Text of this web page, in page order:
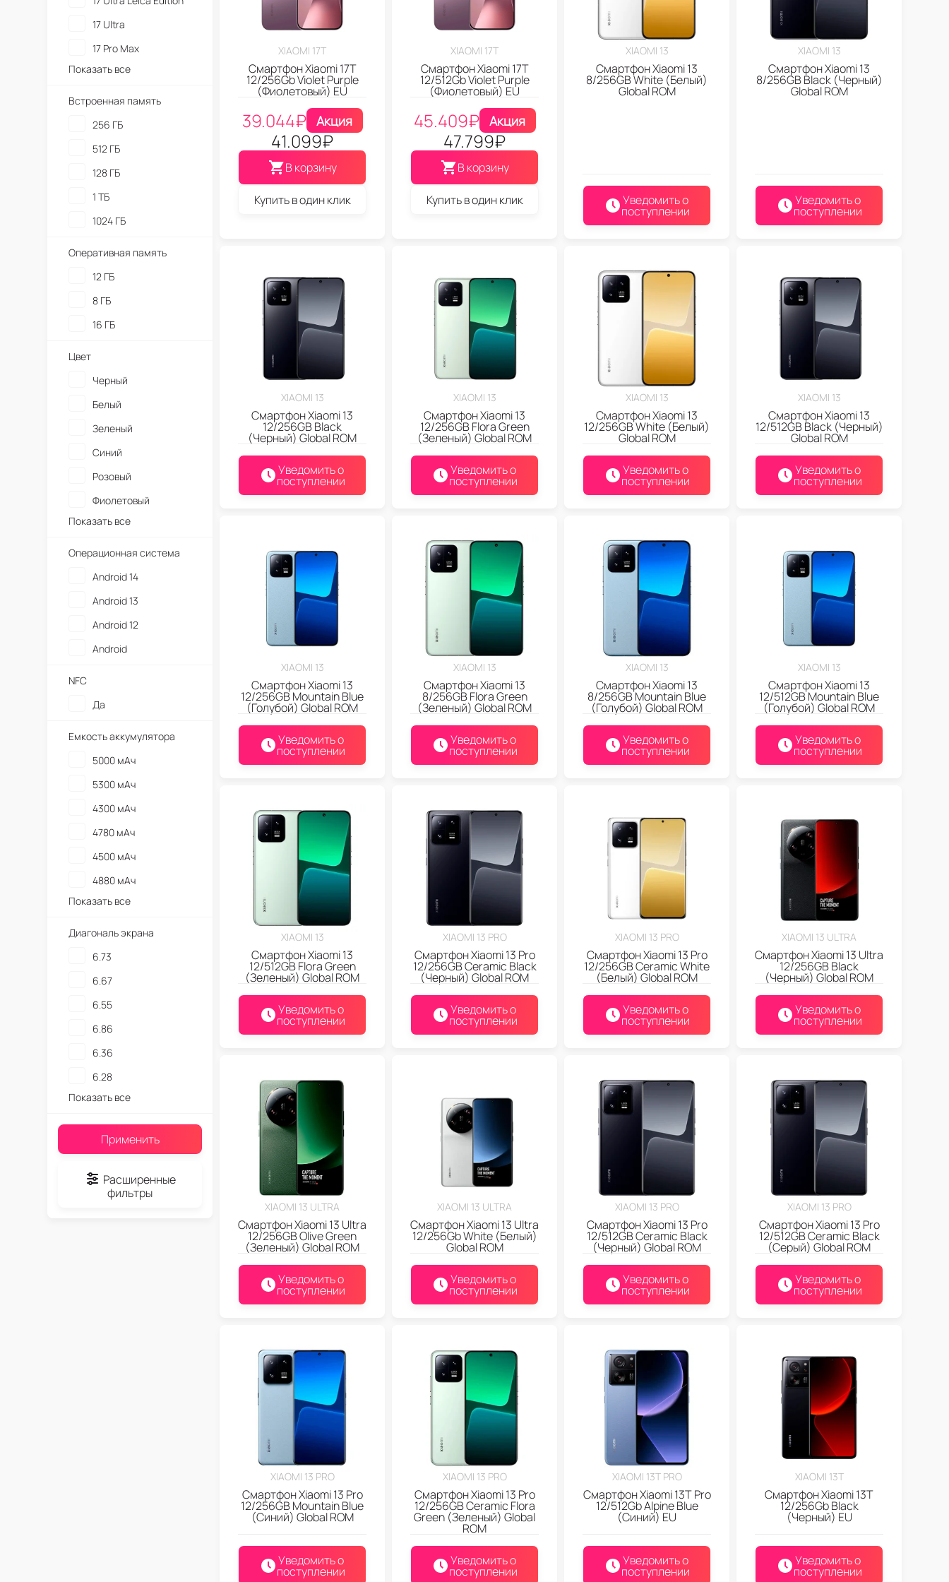
XIAOMI 17T
Смартфон Xiaomi 17T
12/256Gb Violet Purple
(Фиолетовый) EU
39.044₽ Акция
41.099₽
В корзину
Купить в один клик
XIAOMI 17T
Смартфон Xiaomi 17T
12/512Gb Violet Purple
(Фиолетовый) EU
45.409₽ Акция
47.799₽
В корзину
Купить в один клик
XIAOMI 13
Смартфон Xiaomi 13
8/256GB White (Белый)
Global ROM
Уведомить о
поступлении
XIAOMI 13
Смартфон Xiaomi 13
8/256GB Black (Черный)
Global ROM
Уведомить о
поступлении
XIAOMI 13
Смартфон Xiaomi 13
12/256GB Black
(Черный) Global ROM
Уведомить о
поступлении
XIAOMI 13
Смартфон Xiaomi 13
12/256GB Flora Green
(Зеленый) Global ROM
Уведомить о
поступлении
XIAOMI 13
Смартфон Xiaomi 13
12/256GB White (Белый)
Global ROM
Уведомить о
поступлении
XIAOMI 13
Смартфон Xiaomi 13
12/512GB Black (Черный)
Global ROM
Уведомить о
поступлении
XIAOMI 13
Смартфон Xiaomi 13
12/256GB Mountain Blue
(Голубой) Global ROM
Уведомить о
поступлении
XIAOMI 13
Смартфон Xiaomi 13
8/256GB Flora Green
(Зеленый) Global ROM
Уведомить о
поступлении
XIAOMI 13
Смартфон Xiaomi 13
8/256GB Mountain Blue
(Голубой) Global ROM
Уведомить о
поступлении
XIAOMI 13
Смартфон Xiaomi 13
12/512GB Mountain Blue
(Голубой) Global ROM
Уведомить о
поступлении
XIAOMI 13
Смартфон Xiaomi 13
12/512GB Flora Green
(Зеленый) Global ROM
Уведомить о
поступлении
XIAOMI 13 PRO
Смартфон Xiaomi 13 Pro
12/256GB Ceramic Black
(Черный) Global ROM
Уведомить о
поступлении
XIAOMI 13 PRO
Смартфон Xiaomi 13 Pro
12/256GB Ceramic White
(Белый) Global ROM
Уведомить о
поступлении
XIAOMI 13 ULTRA
Смартфон Xiaomi 13 Ultra
12/256GB Black
(Черный) Global ROM
Уведомить о
поступлении
XIAOMI 13 ULTRA
Смартфон Xiaomi 13 Ultra
12/256GB Olive Green
(Зеленый) Global ROM
Уведомить о
поступлении
XIAOMI 13 ULTRA
Смартфон Xiaomi 13 Ultra
12/256Gb White (Белый)
Global ROM
Уведомить о
поступлении
XIAOMI 13 PRO
Смартфон Xiaomi 13 Pro
12/512GB Ceramic Black
(Черный) Global ROM
Уведомить о
поступлении
XIAOMI 13 PRO
Смартфон Xiaomi 13 Pro
12/512GB Ceramic Black
(Серый) Global ROM
Уведомить о
поступлении
XIAOMI 13 PRO
Смартфон Xiaomi 13 Pro
12/256GB Mountain Blue
(Синий) Global ROM
Уведомить о
поступлении
XIAOMI 13 PRO
Смартфон Xiaomi 13 Pro
12/256GB Ceramic Flora
Green (Зеленый) Global
ROM
Уведомить о
поступлении
XIAOMI 13T PRO
Смартфон Xiaomi 13T Pro
12/512Gb Alpine Blue
(Синий) EU
Уведомить о
поступлении
XIAOMI 13T
Смартфон Xiaomi 13T
12/256Gb Black
(Черный) EU
Уведомить о
поступлении
17 Ultra
17 Pro Max
Показать все
Встроенная память
256 ГБ
512 ГБ
128 ГБ
1 ТБ
1024 ГБ
Оперативная память
12 ГБ
8 ГБ
16 ГБ
Цвет
Черный
Белый
Зеленый
Синий
Розовый
Фиолетовый
Показать все
Операционная система
Android 14
Android 13
Android 12
Android
NFC
Да
Емкость аккумулятора
5000 мАч
5300 мАч
4300 мАч
4780 мАч
4500 мАч
4880 мАч
Показать все
Диагональ экрана
6.73
6.67
6.55
6.86
6.36
6.28
Показать все
Применить
Расширенные
фильтры